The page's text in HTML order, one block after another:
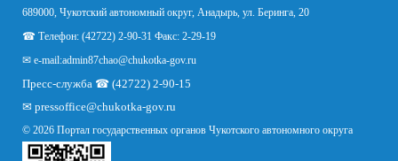
689000, Чукотский автономный округ, Анадырь, ул. Беринга, 20
☎ Телефон: (42722) 2-90-31 Факс: 2-29-19
✉ e-mail:admin87chao@chukotka-gov.ru
Пресс-служба ☎ (42722) 2-90-15
✉ pressoffice@chukotka-gov.ru
© 2026 Портал государственных органов Чукотского автономного округа